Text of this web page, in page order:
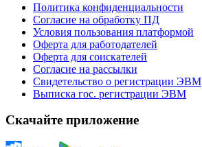
Политика конфиденциальности
Согласие на обработку ПД
Условия пользования платформой
Оферта для работодателей
Оферта для соискателей
Согласие на рассылки
Свидетельство о регистрации ЭВМ
Выписка гос. регистрации ЭВМ
Скачайте приложение